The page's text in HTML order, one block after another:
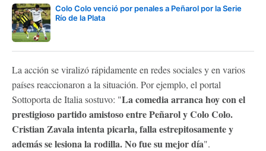
Colo Colo venció por penales a Peñarol por la Serie
Río de la Plata
La acción se viralizó rápidamente en redes sociales y en varios
países reaccionaron a la situación. Por ejemplo, el portal
Sottoporta de Italia sostuvo: "La comedia arranca hoy con el
prestigioso partido amistoso entre Peñarol y Colo Colo.
Cristian Zavala intenta picarla, falla estrepitosamente y
además se lesiona la rodilla. No fue su mejor día".